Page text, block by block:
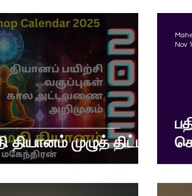
முழுத் திட்டம்
Nov